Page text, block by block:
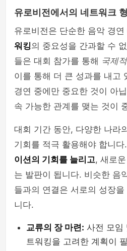
유로비전에서의 네트워크
유로비전은 단순한 음악 경
워킹의 중요성을 간과할 수
들은 대회 참가를 통해 국제
이를 통해 더 큰 성과를 내고
경연 중에만 중요한 것이 아
속 가능한 관계를 맺는 것이
대회 기간 동안, 다양한 나라
기회를 적극 활용해야 합니
이션의 기회를 늘리고, 새로
는 발판이 됩니다. 비슷한 음
들과의 연결은 서로의 성장
니다.
교류의 장 마련: 사전 모임
트워킹을 고려한 계획이